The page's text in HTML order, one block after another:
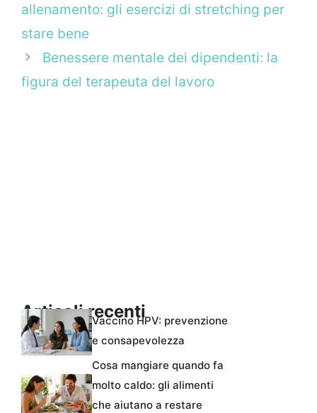
allenamento: gli esercizi di stretching per
stare bene
Benessere mentale dei dipendenti: la
figura del terapeuta del lavoro
Articoli recentiVaccino HPV: prevenzione
e consapevolezza
Cosa mangiare quando fa
molto caldo: gli alimenti
che aiutano a restare